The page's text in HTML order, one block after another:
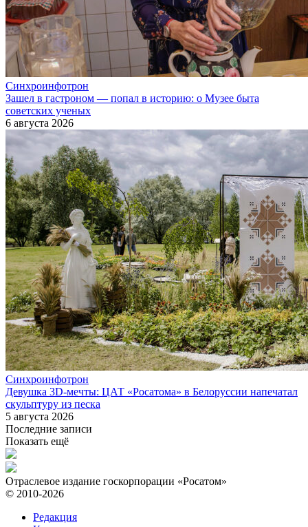
Синхроинфотрон
Зашел в гастроном — попал в историю: о Музее быта
советских ученых
6 августа 2026
Синхроинфотрон
Девушка 3D-мечты: ЦАТ «Росатома» в Белоруссии напечатал
скульптуру из песка
5 августа 2026
Последние записи
Показать ещё
Отраслевое издание госкорпорации «Росатом»
© 2010-2026
Редакция